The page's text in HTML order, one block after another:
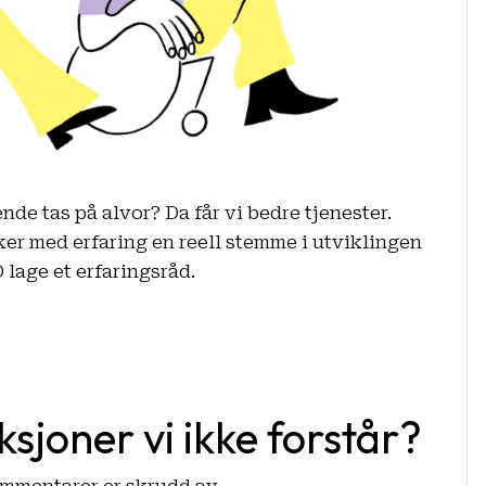
tas på alvor? Da får vi bedre tjenester.
med erfaring en reell stemme i utviklingen
lage et erfaringsråd.
vi ikke forstår?